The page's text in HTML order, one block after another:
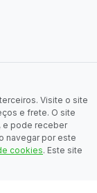
Visite o site
e frete. O site
e pode receber
navegar por este
cookies. Este site